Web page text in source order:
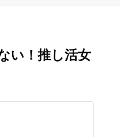
い！推し活女